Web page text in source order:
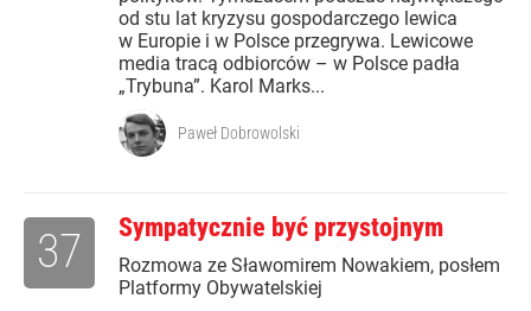
od stu lat kryzysu gospodarczego lewica
w Europie i w Polsce przegrywa. Lewicowe
media tracą odbiorców – w Polsce padła
„Trybuna”. Karol Marks...
Paweł Dobrowolski
Sympatycznie być przystojnym
Rozmowa ze Sławomirem Nowakiem, posłem
Platformy Obywatelskiej
37